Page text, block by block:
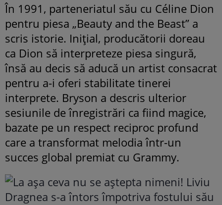
În 1991, parteneriatul său cu Céline Dion
pentru piesa „Beauty and the Beast” a
scris istorie. Inițial, producătorii doreau
ca Dion să interpreteze piesa singură,
însă au decis să aducă un artist consacrat
pentru a-i oferi stabilitate tinerei
interprete. Bryson a descris ulterior
sesiunile de înregistrări ca fiind magice,
bazate pe un respect reciproc profund
care a transformat melodia într-un
succes global premiat cu Grammy.